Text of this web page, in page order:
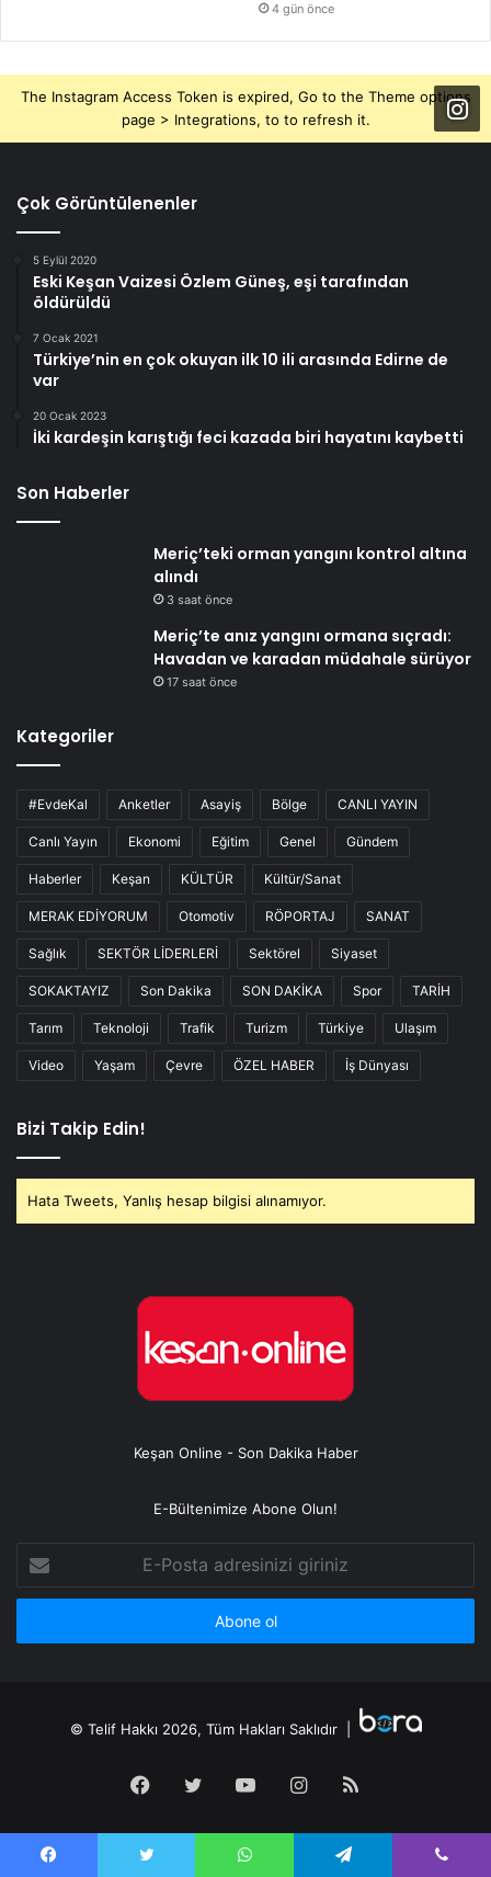
4 gün önce
The Instagram Access Token is expired, Go to the Theme options
page > Integrations, to to refresh it.
Çok Görüntülenenler
5 Eylül 2020
Eski Keşan Vaizesi Özlem Güneş, eşi tarafından
öldürüldü
7 Ocak 2021
Türkiye’nin en çok okuyan ilk 10 ili arasında Edirne de
var
20 Ocak 2023
İki kardeşin karıştığı feci kazada biri hayatını kaybetti
Son Haberler
Meriç’teki orman yangını kontrol altına
alındı
3 saat önce
Meriç’te anız yangını ormana sıçradı:
Havadan ve karadan müdahale sürüyor
17 saat önce
Kategoriler
#EvdeKal Anketler Asayiş Bölge CANLI YAYIN
Canlı Yayın Ekonomi Eğitim Genel Gündem
Haberler Keşan KÜLTÜR Kültür/Sanat
MERAK EDİYORUM Otomotiv RÖPORTAJ SANAT
Sağlık SEKTÖR LİDERLERİ Sektörel Siyaset
SOKAKTAYIZ Son Dakika SON DAKİKA Spor TARİH
Tarım Teknoloji Trafik Turizm Türkiye Ulaşım
Video Yaşam Çevre ÖZEL HABER İş Dünyası
Bizi Takip Edin!
Hata Tweets, Yanlış hesap bilgisi alınamıyor.
Keşan Online - Son Dakika Haber
E-Bültenimize Abone Olun!
E-
Posta
adresinizi
© Telif Hakkı 2026, Tüm Hakları Saklıdır |
Facebook
Twitter YouTubeInstagram